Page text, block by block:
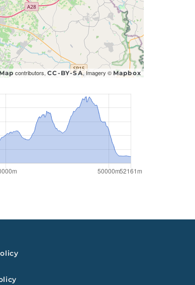
contributors,CC-BY-SA, Imagery © Mapbox